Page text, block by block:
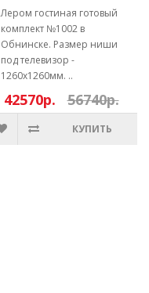
Лером гостиная готовый
комплект №1002 в
Обнинске. Размер ниши
под телевизор -
1260х1260мм. ..
42570р. 56740р.
КУПИТЬ